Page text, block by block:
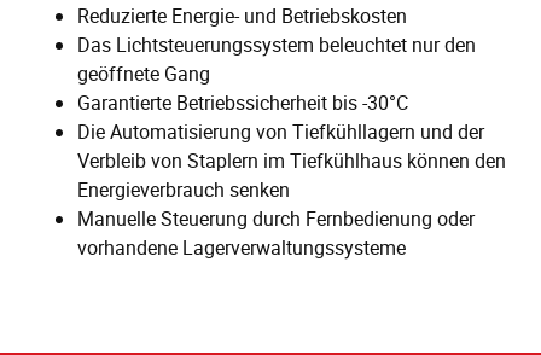
Reduzierte Energie- und Betriebskosten
Das Lichtsteuerungssystem beleuchtet nur den
geöffnete Gang
Garantierte Betriebssicherheit bis -30°C
Die Automatisierung von Tiefkühllagern und der
Verbleib von Staplern im Tiefkühlhaus können den
Energieverbrauch senken
Manuelle Steuerung durch Fernbedienung oder
vorhandene Lagerverwaltungssysteme